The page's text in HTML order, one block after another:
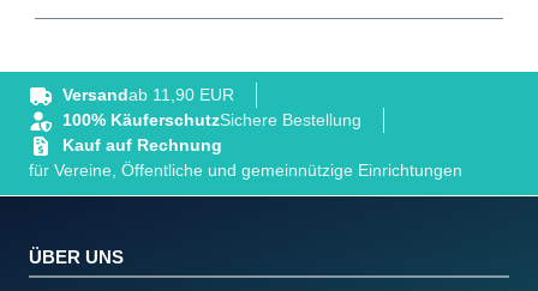
Versandab 11,90 EUR
100% KäuferschutzSichere Bestellung
Kauf auf Rechnung
für Vereine, Öffentliche und gemeinnützige Einrichtungen
ÜBER UNS